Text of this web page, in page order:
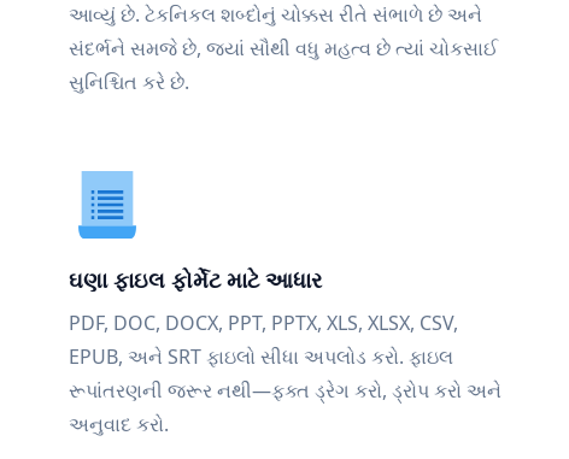
આવ્યું છે. ટેકનિકલ શબ્દોનું ચોક્કસ રીતે સંભાળે છે અને
સંદર્ભને સમજે છે, જ્યાં સૌથી વધુ મહત્વ છે ત્યાં ચોકસાઈ
સુનિશ્ચિત કરે છે.
ઘણા ફાઇલ ફોર્મેટ માટે આધાર
PDF, DOC, DOCX, PPT, PPTX, XLS, XLSX, CSV,
EPUB, અને SRT ફાઇલો સીધા અપલોડ કરો. ફાઇલ
રૂપાંતરણની જરૂર નથી—ફક્ત ડ્રેગ કરો, ડ્રોપ કરો અને
અનુવાદ કરો.